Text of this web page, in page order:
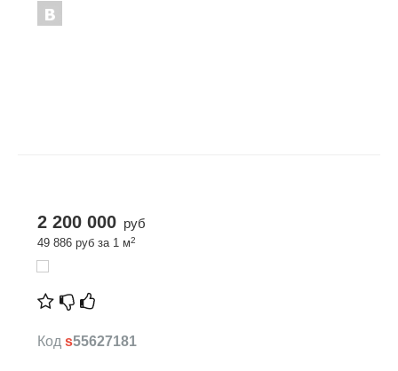
2 200 000 руб
49 886 руб за 1 м2
Код s55627181